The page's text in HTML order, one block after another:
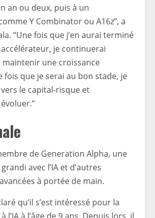
an ou deux, puis à un
Y Combinator ou A16z”, a
“Une fois que j’en aurai terminé
je continuerai
une croissance
fois que je serai au bon stade, je
le capital-risque et
de Generation Alpha, une
avec l’IA et d’autres
à portée de main.
qu’il s’est intéressé pour la